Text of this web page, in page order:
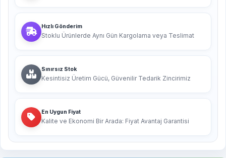
Hızlı Gönderim
Stoklu Ürünlerde Aynı Gün Kargolama veya Teslimat
Sınırsız Stok
Kesintisiz Üretim Gücü, Güvenilir Tedarik Zincirimiz
En Uygun Fiyat
Kalite ve Ekonomi Bir Arada: Fiyat Avantaj Garantisi